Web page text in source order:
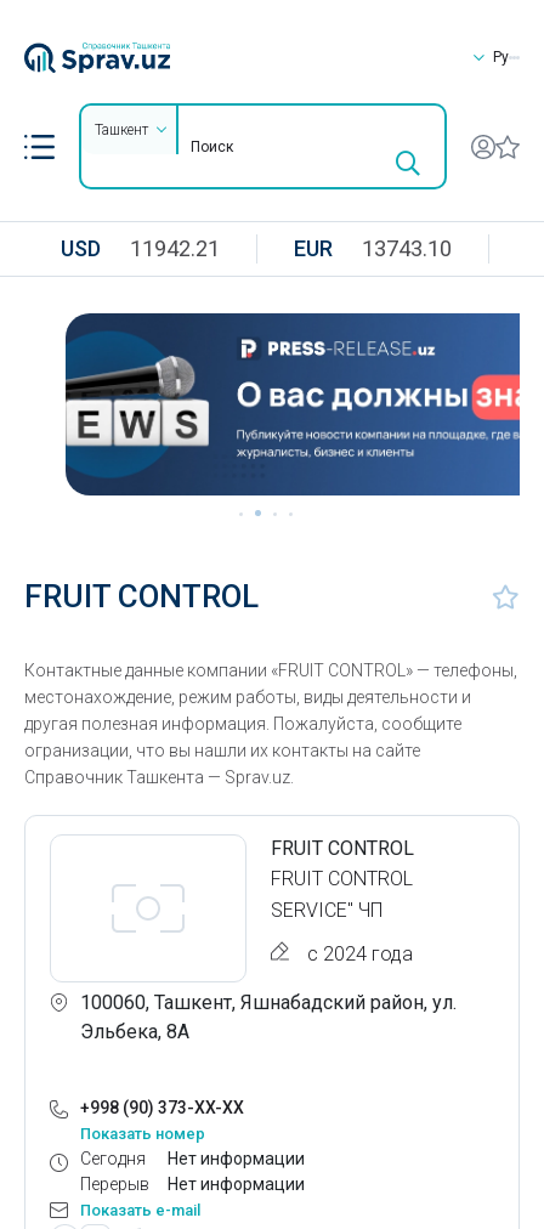
Ру
Ташкент
USD 11942.21 EUR 13743.10
FRUIT CONTROL
Контактные данные компании «FRUIT CONTROL» — телефоны,
местонахождение, режим работы, виды деятельности и
другая полезная информация. Пожалуйста, сообщите
огранизации, что вы нашли их контакты на сайте
Справочник Ташкента — Sprav.uz.
FRUIT CONTROL
FRUIT CONTROL
SERVICE" ЧП
с 2024 года
100060, Ташкент, Яшнабадский район, ул.
Эльбека, 8А
+998 (90) 373-XX-XX
Показать номер
Сегодня
Перерыв
Нет информации
Нет информации
Показать e-mail